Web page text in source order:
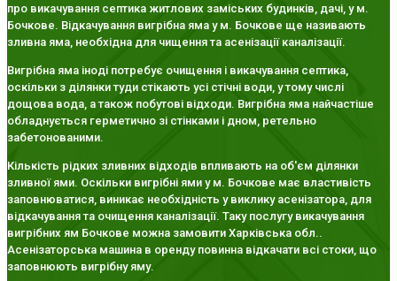
про викачування септика житлових заміських будинків, дачі, у м.
Бочкове. Відкачування вигрібна яма у м. Бочкове ще називають
зливна яма, необхідна для чищення та асенізації каналізації.
Вигрібна яма іноді потребує очищення і викачування септика,
оскільки з ділянки туди стікають усі стічні води, у тому числі
дощова вода, а також побутові відходи. Вигрібна яма найчастіше
обладнується герметично зі стінками і дном, ретельно
забетонованими.
Кількість рідких зливних відходів впливають на об'єм ділянки
зливної ями. Оскільки вигрібні ями у м. Бочкове має властивість
заповнюватися, виникає необхідність у виклику асенізатора, для
відкачування та очищення каналізації. Таку послугу викачування
вигрібних ям Бочкове можна замовити Харківська обл..
Асенізаторська машина в оренду повинна відкачати всі стоки, що
заповнюють вигрібну яму.